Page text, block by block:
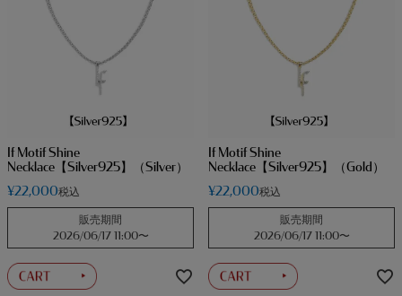
If Motif Shine
Necklace【Silver925】（Silver）
¥22,000税込
販売期間
2026/06/17 11:00〜
If Motif Shine
Necklace【Silver925】（Gold）
¥22,000税込
販売期間
2026/06/17 11:00〜